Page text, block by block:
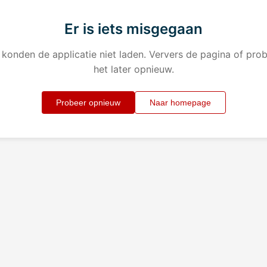
Er is iets misgegaan
konden de applicatie niet laden. Ververs de pagina of
het later opnieuw.
Probeer opnieuw Naar homepage